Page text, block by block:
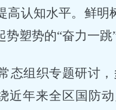
认知水平。鲜明
塑势的“奋力一跳”
态组织专题研讨
近年来全区国防